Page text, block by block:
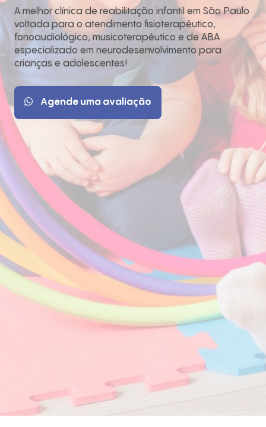
A melhor clínica de reabilitação infantil em São Paulo
voltada para o atendimento fisioterapêutico,
fonoaudiológico, musicoterapêutico e de ABA
especializado em neurodesenvolvimento para
crianças e adolescentes!
Agende uma avaliação